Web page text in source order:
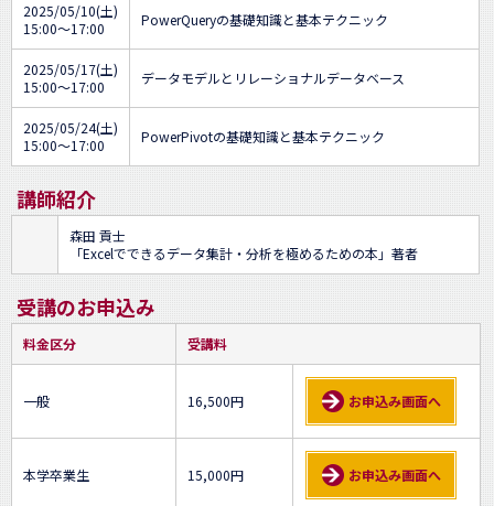
2025/05/10(土)
15:00～17:00
PowerQueryの基礎知識と基本テクニック
2025/05/17(土)
15:00～17:00
データモデルとリレーショナルデータベース
2025/05/24(土)
15:00～17:00
PowerPivotの基礎知識と基本テクニック
講師紹介
森田 貢士
「Excelでできるデータ集計・分析を極めるための本」著者
受講のお申込み
料金区分 受講料
一般 16,500円 お申込み画面へ
本学卒業生 15,000円 お申込み画面へ